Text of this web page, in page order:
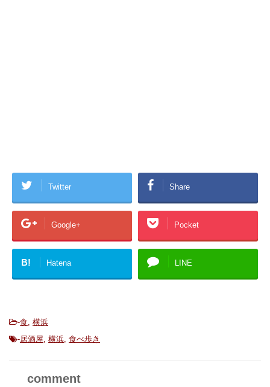
Twitter Share
Google+ Pocket
B! Hatena LINE
-食 横浜
-居酒屋 横浜 食べ歩き
comment